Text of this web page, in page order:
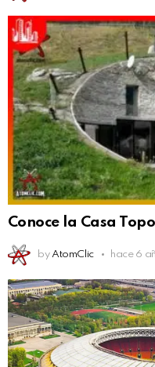
Conoce la Casa
by AtomClic hace 6